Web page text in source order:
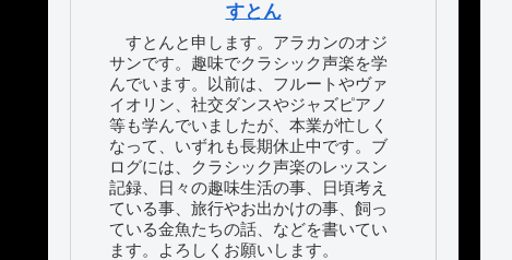
すとん
すとんと申します。アラカンのオジ
サンです。趣味でクラシック声楽を学
んでいます。以前は、フルートやヴァ
イオリン、社交ダンスやジャズピアノ
等も学んでいましたが、本業が忙しく
なって、いずれも長期休止中です。ブ
ログには、クラシック声楽のレッスン
記録、日々の趣味生活の事、日頃考え
ている事、旅行やお出かけの事、飼っ
ている金魚たちの話、などを書いてい
ます。よろしくお願いします。